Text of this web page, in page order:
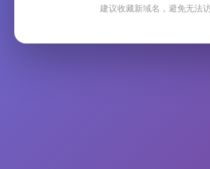
建议收藏新域名，避免无法